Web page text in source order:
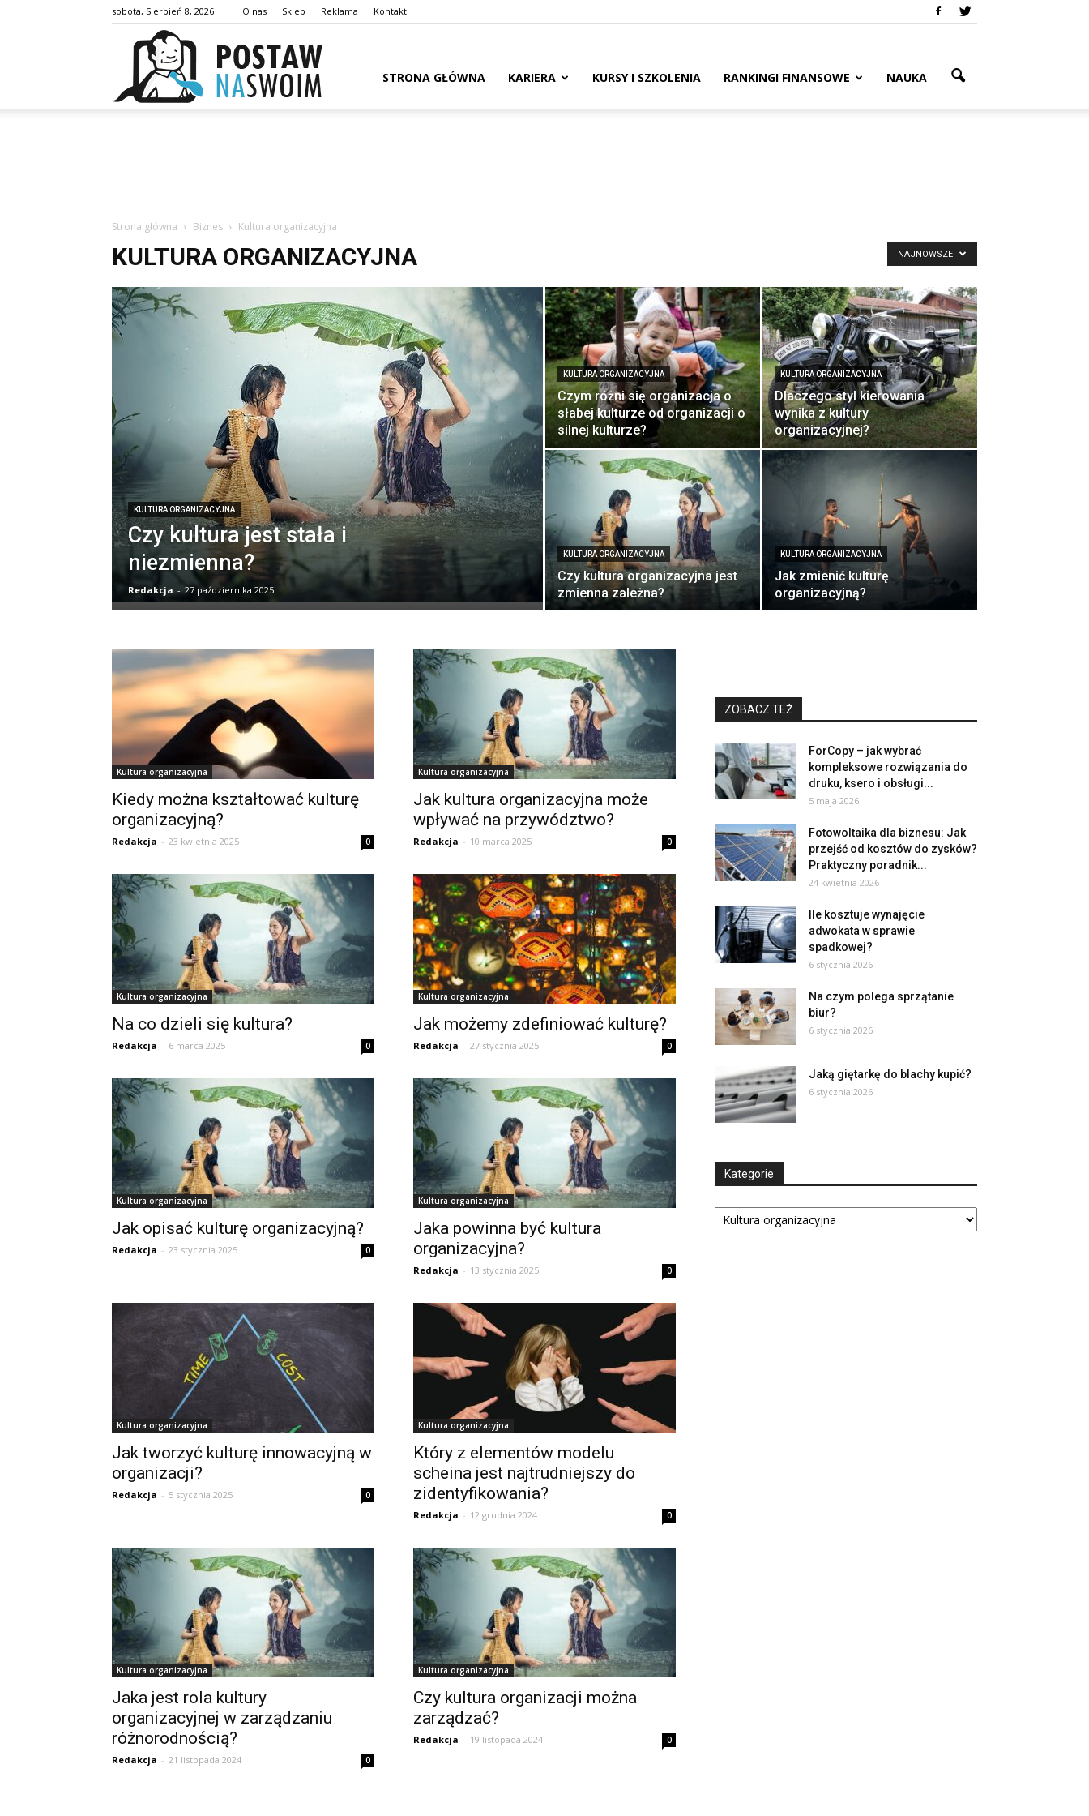
sobota, Sierpień 8, 2026 O nas Sklep Reklama Kontakt
STRONA GŁÓWNA KARIERA KURSY I SZKOLENIA RANKINGI FINANSOWE NAUKA
Strona główna Biznes Kultura organizacyjna
KULTURA ORGANIZACYJNA NAJNOWSZE
KULTURA ORGANIZACYJNA
Czy kultura jest stała i
niezmienna?
Redakcja - 27 października 2025
KULTURA ORGANIZACYJNA
Czym różni się organizacja o
słabej kulturze od organizacji o
silnej kulturze?
KULTURA ORGANIZACYJNA
Dlaczego styl kierowania
wynika z kultury
organizacyjnej?
KULTURA ORGANIZACYJNA
Czy kultura organizacyjna jest
zmienna zależna?
KULTURA ORGANIZACYJNA
Jak zmienić kulturę
organizacyjną?
Kultura organizacyjna
Kiedy można kształtować kulturę
organizacyjną?
Redakcja - 23 kwietnia 2025 0
Kultura organizacyjna
Jak kultura organizacyjna może
wpływać na przywództwo?
Redakcja - 10 marca 2025 0
Kultura organizacyjna
Na co dzieli się kultura?
Redakcja - 6 marca 2025 0
Kultura organizacyjna
Jak możemy zdefiniować kulturę?
Redakcja - 27 stycznia 2025 0
Kultura organizacyjna
Jak opisać kulturę organizacyjną?
Redakcja - 23 stycznia 2025 0
Kultura organizacyjna
Jaka powinna być kultura
organizacyjna?
Redakcja - 13 stycznia 2025 0
Kultura organizacyjna
Jak tworzyć kulturę innowacyjną w
organizacji?
Redakcja - 5 stycznia 2025 0
Kultura organizacyjna
Który z elementów modelu
scheina jest najtrudniejszy do
zidentyfikowania?
Redakcja - 12 grudnia 2024 0
Kultura organizacyjna
Jaka jest rola kultury
organizacyjnej w zarządzaniu
różnorodnością?
Redakcja - 21 listopada 2024 0
Kultura organizacyjna
Czy kultura organizacji można
zarządzać?
Redakcja - 19 listopada 2024 0
ZOBACZ TEŻ
ForCopy – jak wybrać
kompleksowe rozwiązania do
druku, ksero i obsługi...
5 maja 2026
Fotowoltaika dla biznesu: Jak
przejść od kosztów do zysków?
Praktyczny poradnik...
24 kwietnia 2026
Ile kosztuje wynajęcie
adwokata w sprawie
spadkowej?
6 stycznia 2026
Na czym polega sprzątanie
biur?
6 stycznia 2026
Jaką giętarkę do blachy kupić?
6 stycznia 2026
Kategorie
Kategorie